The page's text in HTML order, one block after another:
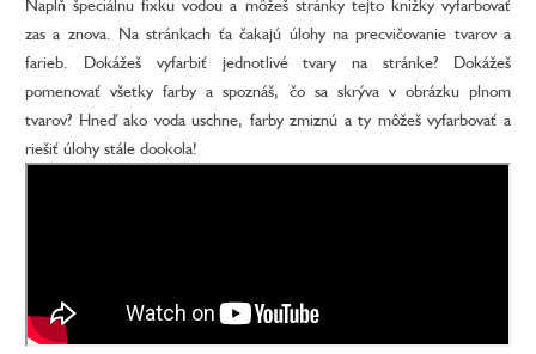
Naplň špeciálnu fixku vodou a môžeš stránky tejto knižky vyfarbovať
zas a znova. Na stránkach ťa čakajú úlohy na precvičovanie tvarov a
farieb. Dokážeš vyfarbiť jednotlivé tvary na stránke? Dokážeš
pomenovať všetky farby a spoznáš, čo sa skrýva v obrázku plnom
tvarov? Hneď ako voda uschne, farby zmiznú a ty môžeš vyfarbovať a
riešiť úlohy stále dookola!